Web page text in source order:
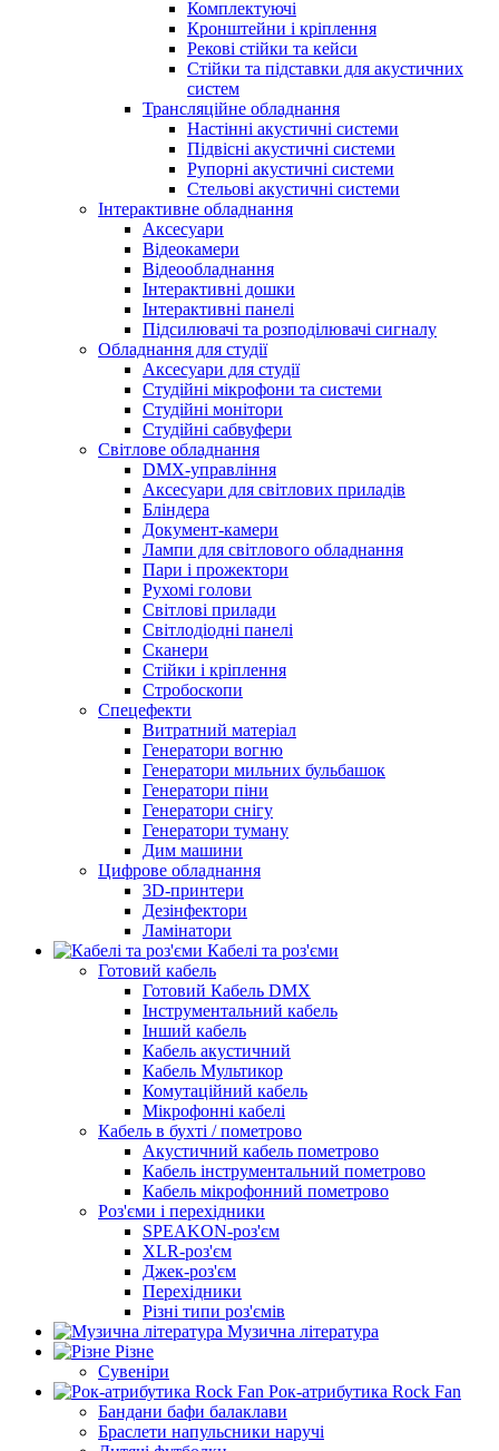
Комплектуючі
Кронштейни і кріплення
Рекові стійки та кейси
Стійки та підставки для акустичних
систем
Трансляційне обладнання
Настінні акустичні системи
Підвісні акустичні системи
Рупорні акустичні системи
Стельові акустичні системи
Інтерактивне обладнання
Аксесуари
Відеокамери
Відеообладнання
Інтерактивні дошки
Інтерактивні панелі
Підсилювачі та розподілювачі сигналу
Обладнання для студії
Аксесуари для студії
Студійні мікрофони та системи
Студійні монітори
Студійні сабвуфери
Світлове обладнання
DMX-управління
Аксесуари для світлових приладів
Бліндера
Документ-камери
Лампи для світлового обладнання
Пари і прожектори
Рухомі голови
Світлові прилади
Світлодіодні панелі
Сканери
Стійки і кріплення
Стробоскопи
Спецефекти
Витратний матеріал
Генератори вогню
Генератори мильних бульбашок
Генератори піни
Генератори снігу
Генератори туману
Дим машини
Цифрове обладнання
3D-принтери
Дезінфектори
Ламінатори
Кабелі та роз'єми
Готовий кабель
Готовий Кабель DMX
Інструментальний кабель
Інший кабель
Кабель акустичний
Кабель Мультикор
Комутаційний кабель
Мікрофонні кабелі
Кабель в бухті / пометрово
Акустичний кабель пометрово
Кабель інструментальний пометрово
Кабель мікрофонний пометрово
Роз'єми і перехідники
SPEAKON-роз'єм
XLR-роз'єм
Джек-роз'єм
Перехідники
Різні типи роз'ємів
Музична література
Різне
Сувеніри
Рок-атрибутика Rock Fan
Бандани бафи балаклави
Браслети напульсники наручі